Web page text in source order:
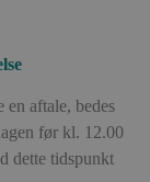
aftale, bedes
før kl. 12.00
dette tidspunkt